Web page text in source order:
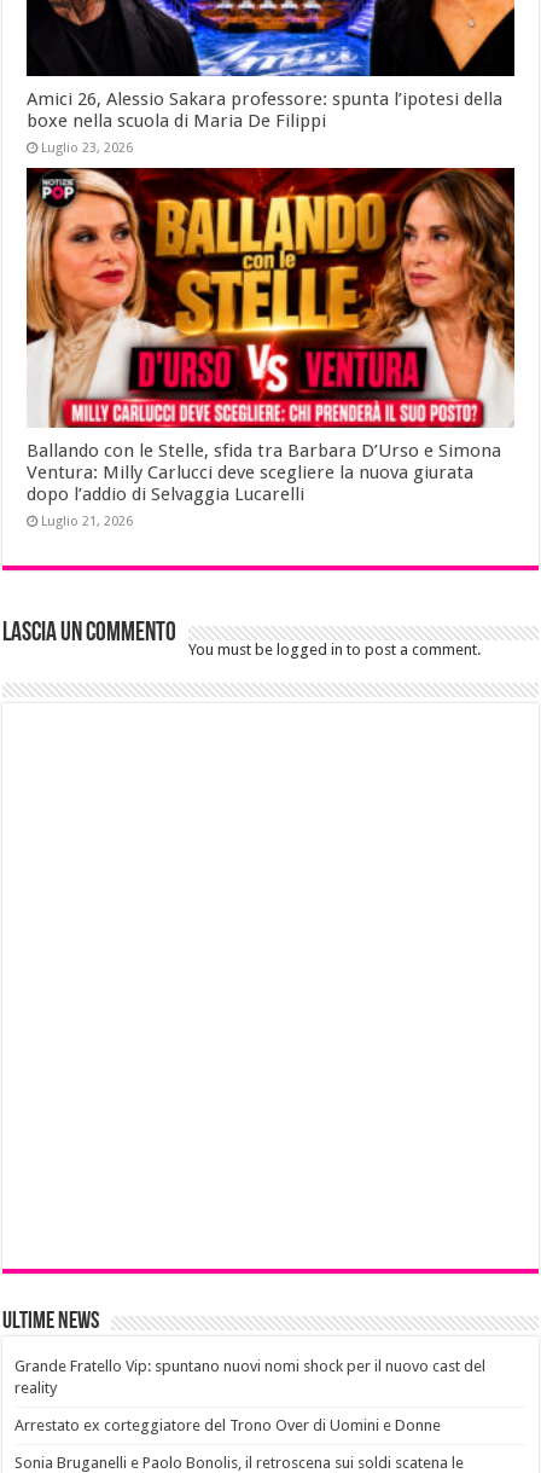
Amici 26, Alessio Sakara professore: spunta l’ipotesi della
boxe nella scuola di Maria De Filippi
Luglio 23, 2026
Ballando con le Stelle, sfida tra Barbara D’Urso e Simona
Ventura: Milly Carlucci deve scegliere la nuova giurata
dopo l’addio di Selvaggia Lucarelli
Luglio 21, 2026
Lascia un commento
You must be logged in to post a comment.
Ultime News
Grande Fratello Vip: spuntano nuovi nomi shock per il nuovo cast del
reality
Arrestato ex corteggiatore del Trono Over di Uomini e Donne
Sonia Bruganelli e Paolo Bonolis, il retroscena sui soldi scatena le